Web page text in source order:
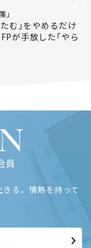
｣
む｣をやめるだけ
が手放した｢やら
員
る。情熱を持って